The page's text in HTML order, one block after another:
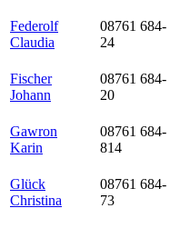
Federolf
Claudia
08761 684-
24
Fischer
Johann
08761 684-
20
Gawron
Karin
08761 684-
814
Glück
Christina
08761 684-
73